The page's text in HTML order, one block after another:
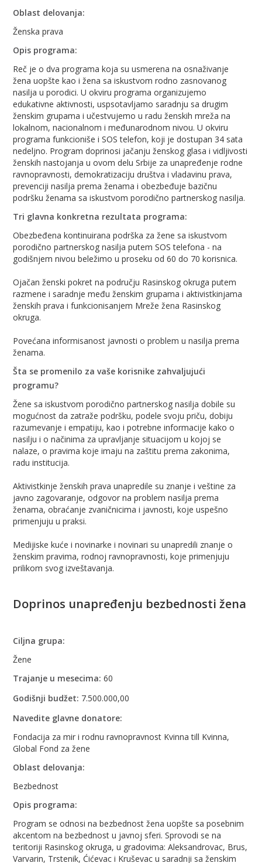
Oblast delovanja:
Ženska prava
Opis programa:
Reč je o dva programa koja su usmerena na osnaživanje
žena uopšte kao i žena sa iskustvom rodno zasnovanog
nasilja u porodici. U okviru programa organizujemo
edukativne aktivnosti, uspsotavljamo saradnju sa drugim
ženskim grupama i učestvujemo u radu ženskih mreža na
lokalnom, nacionalnom i međunarodnom nivou. U okviru
programa funkcioniše i SOS telefon, koji je dostupan 34 sata
nedeljno. Program doprinosi jačanju ženskog glasa i vidljivosti
ženskih nastojanja u ovom delu Srbije za unapređenje rodne
ravnopravnosti, demokratizaciju društva i vladavinu prava,
prevenciji nasilja prema ženama i obezbeđuje bazičnu
podršku ženama sa iskustvom porodično partnerskog nasilja.
Tri glavna konkretna rezultata programa:
Obezbeđena kontinuirana podrška za žene sa iskustvom
porodično partnerskog nasilja putem SOS telefona - na
godišnjem nivou beležimo u proseku od 60 do 70 korisnica.
Ojačan ženski pokret na području Rasinskog okruga putem
razmene i saradnje među ženskim grupama i aktivistkinjama
ženskih prava i funkcionisanjem Mreže žena Rasinskog
okruga.
Povećana informisanost javnosti o problem u nasilja prema
ženama.
Šta se promenilo za vaše korisnike zahvaljujući
programu?
Žene sa iskustvom porodično partnerskog nasilja dobile su
mogućnost da zatraže podršku, podele svoju priču, dobiju
razumevanje i empatiju, kao i potrebne informacije kako o
nasilju i o načinima za upravljanje situacijom u kojoj se
nalaze, o pravima koje imaju na zaštitu prema zakonima,
radu institucija.
Aktivistkinje ženskih prava unapredile su znanje i veštine za
javno zagovaranje, odgovor na problem nasilja prema
ženama, obraćanje zvaničnicima i javnosti, koje uspešno
primenjuju u praksi.
Medijiske kuće i novinarke i novinari su unapredili znanje o
ženskim pravima, rodnoj ravnopravnosti, koje primenjuju
prilikom svog izveštavanja.
Doprinos unapređenju bezbednosti žena
Ciljna grupa:
Žene
Trajanje u mesecima:60
Godišnji budžet: 7.500.000,00
Navedite glavne donatore:
Fondacija za mir i rodnu ravnopravnost Kvinna till Kvinna,
Global Fond za žene
Oblast delovanja:
Bezbednost
Opis programa:
Program se odnosi na bezbednost žena uopšte sa posebnim
akcentom na bezbednost u javnoj sferi. Sprovodi se na
teritoriji Rasinskog okruga, u gradovima: Aleksandrovac, Brus,
Varvarin, Trstenik, Ćićevac i Kruševac u saradnji sa ženskim